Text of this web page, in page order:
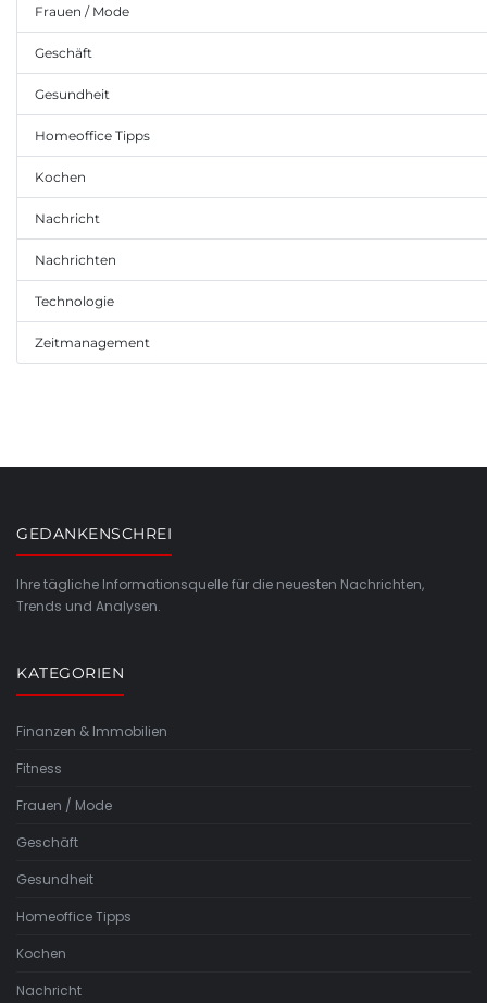
Frauen / Mode
Geschäft
Gesundheit
Homeoffice Tipps
Kochen
Nachricht
Nachrichten
Technologie
Zeitmanagement
GEDANKENSCHREI
Ihre tägliche Informationsquelle für die neuesten Nachrichten,
Trends und Analysen.
KATEGORIEN
Finanzen & Immobilien
Fitness
Frauen / Mode
Geschäft
Gesundheit
Homeoffice Tipps
Kochen
Nachricht